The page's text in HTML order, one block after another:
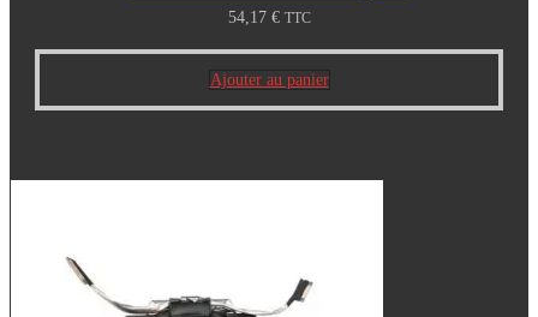
54,17 € TTC
Ajouter au panier